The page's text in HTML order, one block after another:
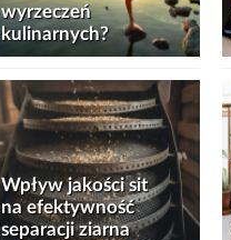
wyrzeczeń
kulinarnych?
Wpływ jakości sit
na efektywność
separacji ziarna